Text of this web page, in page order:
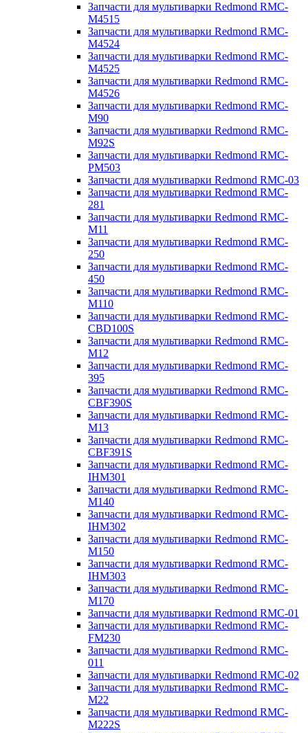
Запчасти для мультиварки Redmond RMC-
M4515
Запчасти для мультиварки Redmond RMC-
M4524
Запчасти для мультиварки Redmond RMC-
M4525
Запчасти для мультиварки Redmond RMC-
M4526
Запчасти для мультиварки Redmond RMC-
M90
Запчасти для мультиварки Redmond RMC-
M92S
Запчасти для мультиварки Redmond RMC-
PM503
Запчасти для мультиварки Redmond RMC-03
Запчасти для мультиварки Redmond RMC-
281
Запчасти для мультиварки Redmond RMC-
M11
Запчасти для мультиварки Redmond RMC-
250
Запчасти для мультиварки Redmond RMC-
450
Запчасти для мультиварки Redmond RMC-
M110
Запчасти для мультиварки Redmond RMC-
CBD100S
Запчасти для мультиварки Redmond RMC-
M12
Запчасти для мультиварки Redmond RMC-
395
Запчасти для мультиварки Redmond RMC-
CBF390S
Запчасти для мультиварки Redmond RMC-
M13
Запчасти для мультиварки Redmond RMC-
CBF391S
Запчасти для мультиварки Redmond RMC-
IHM301
Запчасти для мультиварки Redmond RMC-
M140
Запчасти для мультиварки Redmond RMC-
IHM302
Запчасти для мультиварки Redmond RMC-
M150
Запчасти для мультиварки Redmond RMC-
IHM303
Запчасти для мультиварки Redmond RMC-
M170
Запчасти для мультиварки Redmond RMC-01
Запчасти для мультиварки Redmond RMC-
FM230
Запчасти для мультиварки Redmond RMC-
011
Запчасти для мультиварки Redmond RMC-02
Запчасти для мультиварки Redmond RMC-
M22
Запчасти для мультиварки Redmond RMC-
M222S